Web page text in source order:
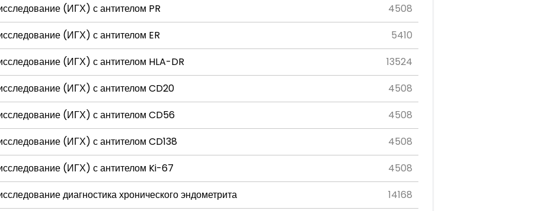
(ИГХ) с антителом PR
4508
(ИГХ) с антителом ER
5410
(ИГХ) с антителом HLA-DR
13524
(ИГХ) с антителом CD20
4508
(ИГХ) с антителом CD56
4508
(ИГХ) с антителом CD138
4508
(ИГХ) с антителом Ki-67
4508
диагностика хронического эндометрита
14168